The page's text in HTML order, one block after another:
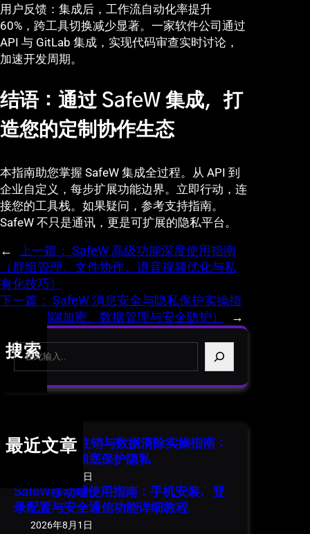
用户反馈：集成后，工作流自动化率提升
60%，跨工具切换减少显著。一家软件公司通过
API 与 GitLab 集成，实现代码审查实时讨论，
加速开发周期。
结语：通过 SafeW 集成，打
造您的定制协作生态
本指南助您掌握 SafeW 集成全过程。从 API 到
企业自定义，每步扩展功能边界。立即行动，连
接您的工具栈。如果疑问，参考支持指南。
SafeW 不只是通讯，更是可扩展的隐私平台。
← 上一篇： SafeW 高级功能深度使用指南
（群组管理、文件协作、语音视频优化与私
有化技巧）
下一篇： SafeW 消息安全与隐私保护实操指
南（端到端加密、数据管理与安全防护）
→
搜索
S
最近文章
SafeW 账号注销与数据清除实操指南：
安全退出并彻底保护隐私
2026年8月1日
SafeW移动端使用指南：手机安装、登
录配置与安全通信功能详细教程
2026年8月1日